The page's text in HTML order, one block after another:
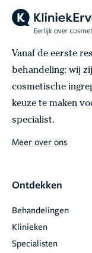
Vanaf de eerste
behandeling: wij
cosmetische
keuze te maken
specialist.
Meer over ons
Ontdekken
Behandelingen
Klinieken
Specialisten